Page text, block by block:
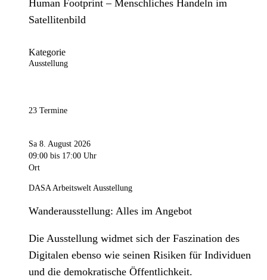
Human Footprint – Menschliches Handeln im
Satellitenbild
Kategorie
Ausstellung
23 Termine
Sa 8. August 2026
09:00 bis 17:00 Uhr
Ort
DASA Arbeitswelt Ausstellung
Wanderausstellung: Alles im Angebot
Die Ausstellung widmet sich der Faszination des
Digitalen ebenso wie seinen Risiken für Individuen
und die demokratische Öffentlichkeit.